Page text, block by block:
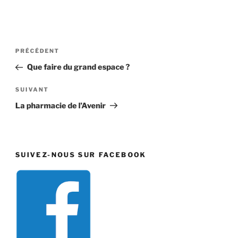
Navigation
l’article
Article
précédent
PRÉCÉDENT
Que faire du grand espace ?
Article
suivant
SUIVANT
La pharmacie de l’Avenir
SUIVEZ-NOUS SUR FACEBOOK